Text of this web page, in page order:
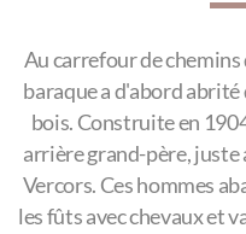
Au carrefour de chemins
baraque a d'abord
bois. Construite en
arrière grand-père,
Vercors. Ces hommes
les fûts avec chevaux et